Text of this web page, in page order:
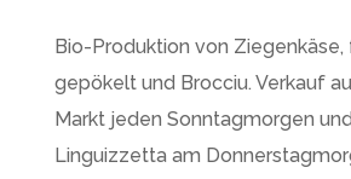
Bio-Produktion von Ziegenkäse,
gepökelt und Brocciu. Verkauf
Markt jeden Sonntagmorgen
Linguizzetta am